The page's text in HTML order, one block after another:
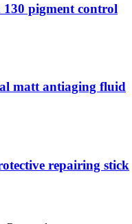
pigment control
matt antiaging fluid
repairing stick